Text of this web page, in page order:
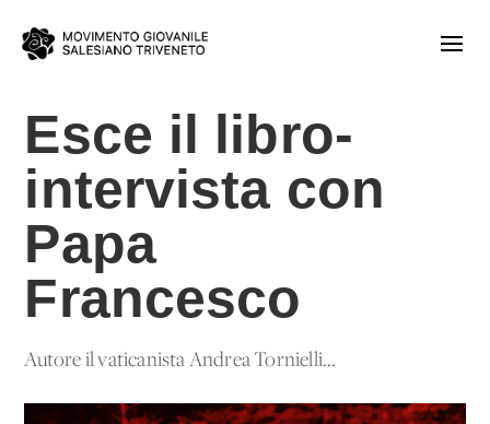
Esce il libro-
intervista con
Papa
Francesco
Autore il vaticanista Andrea Tornielli...